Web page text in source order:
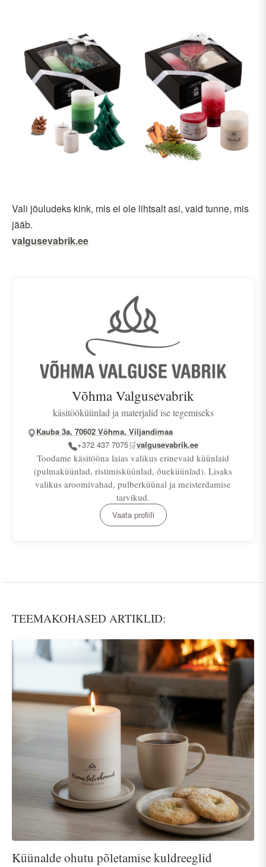
Vali jõuludeks kink, mis ei ole lihtsalt asi, vaid tunne, mis
jääb.
valgusevabrik.ee
Võhma Valgusevabrik
käsitööküünlad ja materjalid ise tegemiseks
Kauba 3a, 70602 Võhma, Viljandimaa
+372 437 7075🛒valgusevabrik.ee
Vaata profiili
Toodame käsitööna laias valikus erinevaid küünlaid
(pulmaküünlad, ristimisküünlad, õueküünlad). Lisaks
valikus aroomivahad, pulberküünal ja meisterdamise
tarvikud.
TEEMAKOHASED ARTIKLID:
Küünalde ohutu põletamise kuldreeglid